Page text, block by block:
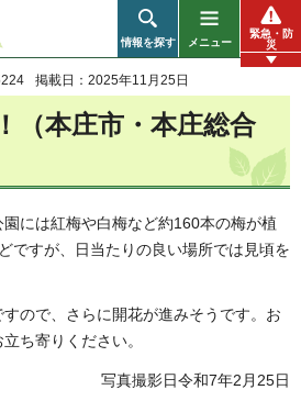
情報を探す メニュー
緊急・防
災
掲載日：2025年11月25日
（本庄市・本庄総合
には紅梅や白梅など約160本の梅が植
ですが、日当たりの良い場所では見頃を
ので、さらに開花が進みそうです。お
ち寄りください。
写真撮影日令和7年2月25日